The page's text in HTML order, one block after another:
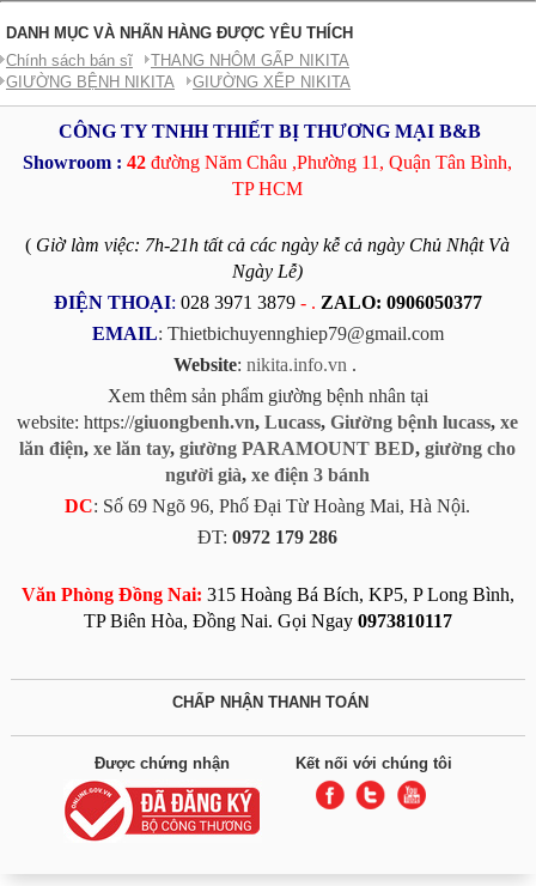
DANH MỤC VÀ NHÃN HÀNG ĐƯỢC YÊU THÍCH
Chính sách bán sĩ
THANG NHÔM GẤP NIKITA
GIƯỜNG BỆNH NIKITA
GIƯỜNG XẾP NIKITA
CÔNG TY TNHH THIẾT BỊ THƯƠNG MẠI B&B
Showroom : 42 đường Năm Châu ,Phường 11, Quận Tân Bình,
TP HCM
( Giờ làm việc: 7h-21h tất cả các ngày kễ cả ngày Chủ Nhật Và
Ngày Lễ)
ĐIỆN THOẠI: 028 3971 3879- . ZALO: 0906050377
EMAIL: Thietbichuyennghiep79@gmail.com
Website:nikita.info.vn .
Xem thêm sản phẩm giường bệnh nhân tại
website: https://giuongbenh.vn,Lucass,Giường bệnh lucass,xe
lăn điện,xe lăn tay,giường PARAMOUNT BED,giường cho
người già,xe điện 3 bánh
DC: Số 69 Ngõ 96, Phố Đại Từ Hoàng Mai, Hà Nội.
ĐT:0972 179 286
Văn Phòng Đồng Nai: 315 Hoàng Bá Bích, KP5, P Long Bình,
TP Biên Hòa, Đồng Nai. Gọi Ngay 0973810117
CHẤP NHẬN THANH TOÁN
Được chứng nhận Kết nối với chúng tôi